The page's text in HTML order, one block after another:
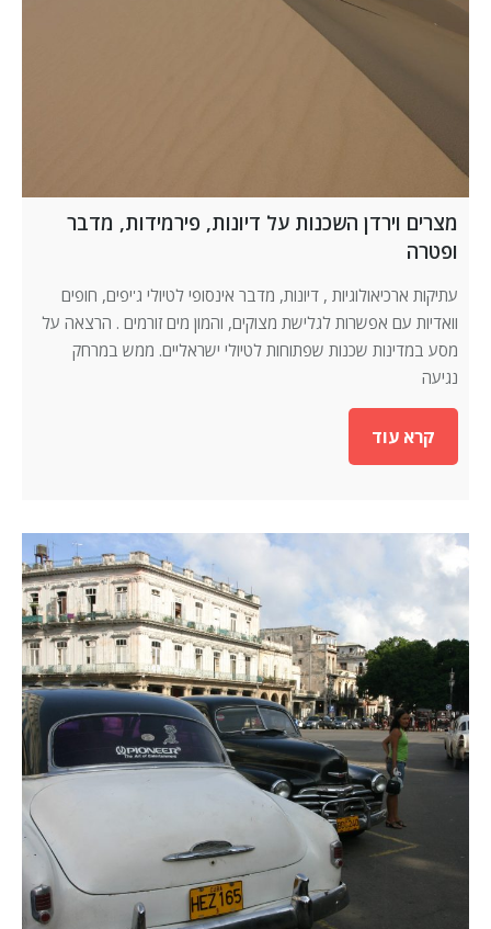
מצרים וירדן השכנות על דיונות, פירמידות, מדבר
ופטרה
עתיקות ארכיאולוגיות , דיונות, מדבר אינסופי לטיולי ג'יפים, חופים
וואדיות עם אפשרות לגלישת מצוקים, והמון מים זורמים . הרצאה על
מסע במדינות שכנות שפתוחות לטיולי ישראליים. ממש במרחק
נגיעה
קרא עוד